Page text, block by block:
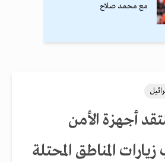
مع محمد صلاح
أجهزة الأمن
المناطق المحتلة